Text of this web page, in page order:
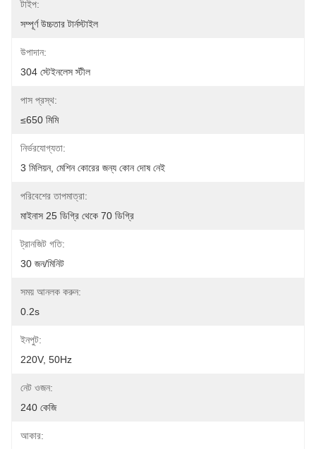
টাইপ:
সম্পূর্ণ উচ্চতার টার্নস্টাইল
উপাদান:
304 স্টেইনলেস স্টীল
পাস প্রস্থ:
≤650 মিমি
নির্ভরযোগ্যতা:
3 মিলিয়ন, মেশিন কোরের জন্য কোন দোষ নেই
পরিবেশের তাপমাত্রা:
মাইনাস 25 ডিগ্রি থেকে 70 ডিগ্রি
ট্রানজিট গতি:
30 জন/মিনিট
সময় আনলক করুন:
0.2s
ইনপুট:
220V, 50Hz
নেট ওজন:
240 কেজি
আকার: